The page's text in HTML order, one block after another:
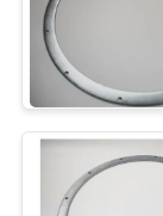
СЛУЧАИ
КАРТА
САЙТА